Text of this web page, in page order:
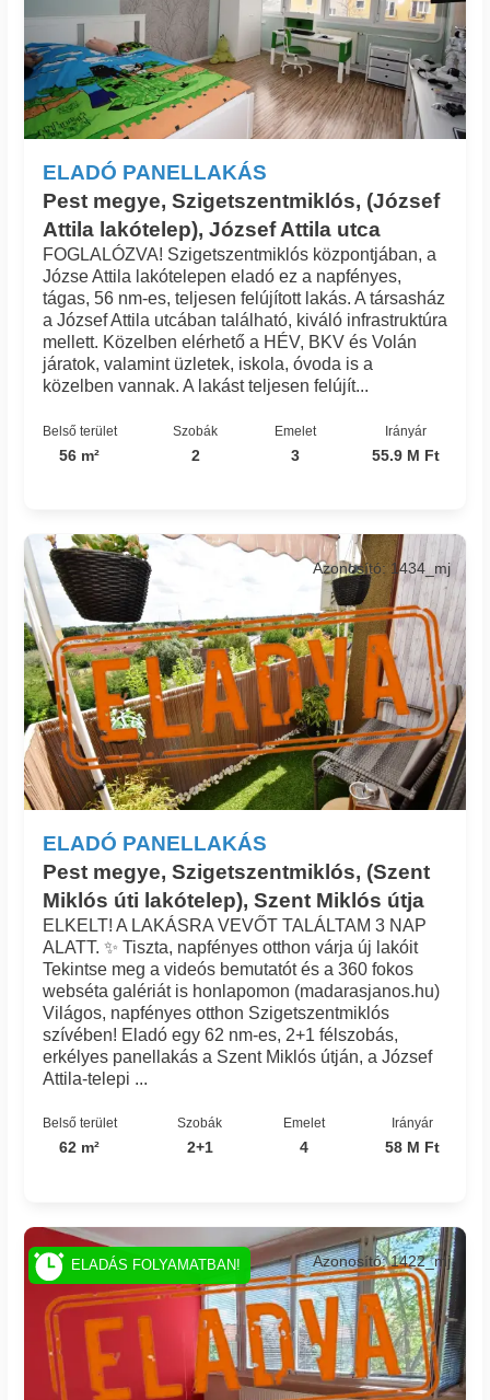
ELADÓ PANELLAKÁS
Pest megye, Szigetszentmiklós, (József
Attila lakótelep), József Attila utca
FOGLALÓZVA! Szigetszentmiklós központjában, a
Józse Attila lakótelepen eladó ez a napfényes,
tágas, 56 nm-es, teljesen felújított lakás. A társasház
a József Attila utcában található, kiváló infrastruktúra
mellett. Közelben elérhető a HÉV, BKV és Volán
járatok, valamint üzletek, iskola, óvoda is a
közelben vannak. A lakást teljesen felújít...
Belső terület
56 m²
Szobák
2
Emelet
3
Irányár
55.9 M Ft
ELADÓ PANELLAKÁS
Pest megye, Szigetszentmiklós, (Szent
Miklós úti lakótelep), Szent Miklós útja
Azonosító: 1434_mj
ELKELT! A LAKÁSRA VEVŐT TALÁLTAM 3 NAP
ALATT. ✨ Tiszta, napfényes otthon várja új lakóit
Tekintse meg a videós bemutatót és a 360 fokos
webséta galériát is honlapomon (madarasjanos.hu)
Világos, napfényes otthon Szigetszentmiklós
szívében! Eladó egy 62 nm-es, 2+1 félszobás,
erkélyes panellakás a Szent Miklós útján, a József
Attila-telepi ...
Belső terület
62 m²
Szobák
2+1
Emelet
4
Irányár
58 M Ft
Azonosító: 1422_mj
ELADÁS FOLYAMATBAN!